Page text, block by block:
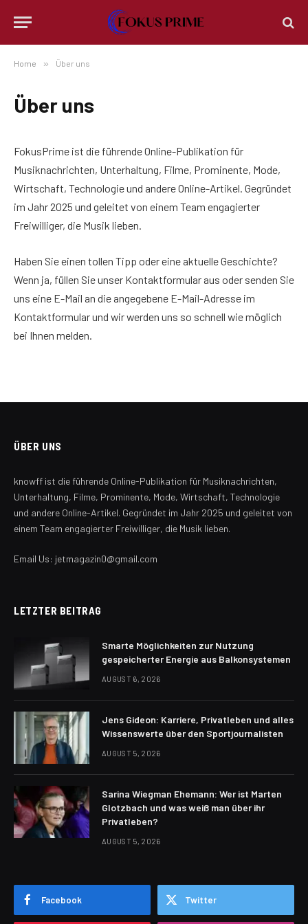
Home » Über uns
Über uns
FokusPrime ist die führende Online-Publikation für
Musiknachrichten, Unterhaltung, Filme, Prominente, Mode,
Wirtschaft, Technologie und andere Online-Artikel. Gegründet
im Jahr 2025 und geleitet von einem Team engagierter
Freiwilliger, die Musik lieben.
Haben Sie einen tollen Tipp oder eine aktuelle Geschichte?
Wenn ja, füllen Sie unser Kontaktformular aus oder senden Sie
uns eine E-Mail an die angegebene E-Mail-Adresse im
Kontaktformular und wir werden uns so schnell wie möglich
bei Ihnen melden.
ÜBER UNS
knowff ist die führende Online-Publikation für Musiknachrichten,
Unterhaltung, Filme, Prominente, Mode, Wirtschaft, Technologie
und andere Online-Artikel. Gegründet im Jahr 2025 und geleitet von
einem Team engagierter Freiwilliger, die Musik lieben.
Email Us: jetmagazin0@gmail.com
LETZTER BEITRAG
Smarte Möglichkeiten zur Nutzung
gespeicherter Energie aus Balkonsystemen
AUGUST 6, 2026
Jens Gideon: Karriere, Privatleben und alles
Wissenswerte über den Sportjournalisten
AUGUST 5, 2026
Sarina Wiegman Ehemann: Wer ist Marten
Glotzbach und was weiß man über ihr
Privatleben?
AUGUST 5, 2026
Facebook Twitter